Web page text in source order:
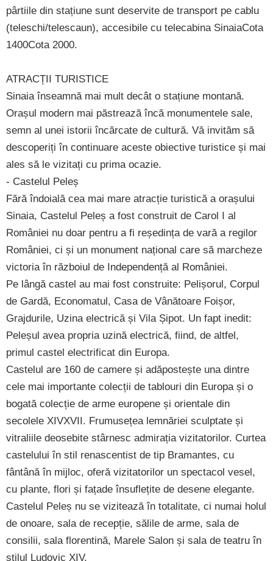
pârtiile din stațiune sunt deservite de transport pe cablu
(teleschi/telescaun), accesibile cu telecabina SinaiaCota
1400Cota 2000.
ATRACȚII TURISTICE
Sinaia înseamnă mai mult decât o stațiune montană.
Orașul modern mai păstrează încă monumentele sale,
semn al unei istorii încărcate de cultură. Vă invităm să
descoperiți în continuare aceste obiective turistice și mai
ales să le vizitați cu prima ocazie.
- Castelul Peleș
Fără îndoială cea mai mare atracție turistică a orașului
Sinaia, Castelul Peleș a fost construit de Carol I al
României nu doar pentru a fi reședința de vară a regilor
României, ci și un monument național care să marcheze
victoria în războiul de Independență al României.
Pe lângă castel au mai fost construite: Pelișorul, Corpul
de Gardă, Economatul, Casa de Vânătoare Foișor,
Grajdurile, Uzina electrică și Vila Șipot. Un fapt inedit:
Peleșul avea propria uzină electrică, fiind, de altfel,
primul castel electrificat din Europa.
Castelul are 160 de camere și adăpostește una dintre
cele mai importante colecții de tablouri din Europa și o
bogată colecție de arme europene și orientale din
secolele XIVXVII. Frumusețea lemnăriei sculptate și
vitraliile deosebite stârnesc admirația vizitatorilor. Curtea
castelului în stil renascentist de tip Bramantes, cu
fântână în mijloc, oferă vizitatorilor un spectacol vesel,
cu plante, flori și fațade însuflețite de desene elegante.
Castelul Peleș nu se vizitează în totalitate, ci numai holul
de onoare, sala de recepție, sălile de arme, sala de
consilii, sala florentină, Marele Salon și sala de teatru în
stilul Ludovic XIV.